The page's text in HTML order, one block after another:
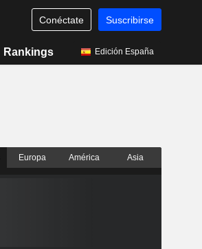
Conéctate Suscribirse
Rankings Edición España
Europa América Asia